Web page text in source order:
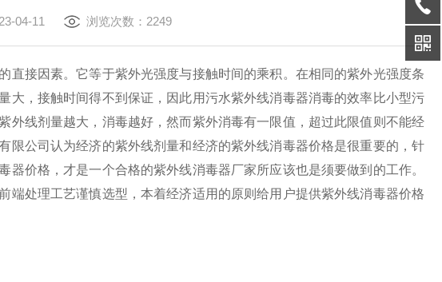
04-11 浏览次数：2249
接因素。它等于紫外光强度与接触时间的乘积。在相同的紫外光强度条
大，接触时间得不到保证，因此用污水紫外线消毒器消毒的效率比小型污
外线剂量越大，消毒越好，然而紫外消毒有一限值，超过此限值则不能经
限公司认为经济的紫外线剂量和经济的紫外线消毒器价格是很重要的，针
价格，才是一个合格的紫外线消毒器厂家所应该也是须要做到的工作。
端处理工艺谨慎选型，本着经济适用的原则给用户提供紫外线消毒器价格